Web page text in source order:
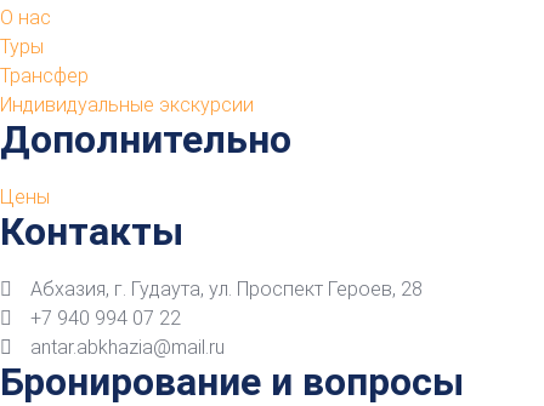
О нас
Туры
Трансфер
Индивидуальные экскурсии
Дополнительно
Цены
Контакты
Абхазия, г. Гудаута, ул. Проспект Героев, 28
+7 940 994 07 22
antar.abkhazia@mail.ru
Бронирование и вопросы